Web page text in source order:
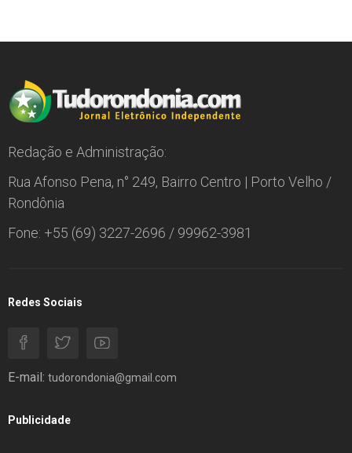
Redação e Administração:
Rua Afonso Pena, n° 249, Bairro Centro | Porto Velho /
Rondônia
Fone: +55 (69) 3227-2696 / 99962-3981
Redes Sociais
E-mail: tudorondonia@gmail.com
Publicidade